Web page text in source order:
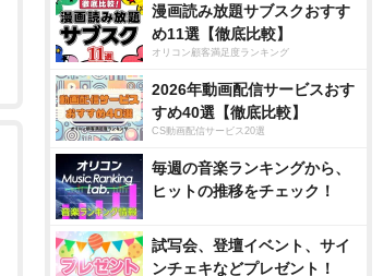
漫画読み放題サブスクおすす
め11選【徹底比較】
オリコン顧客満足度ランキング
2026年動画配信サービスおす
すめ40選【徹底比較】
CS動画配信サービス20選
毎週の音楽ランキングから、
ヒットの推移をチェック！
試写会、登壇イベント、サイ
ンチェキなどプレゼント！